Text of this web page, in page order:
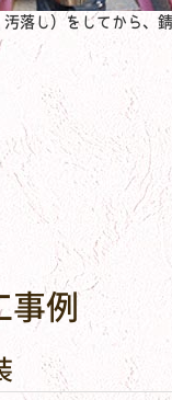
落し）をしてから、
事例